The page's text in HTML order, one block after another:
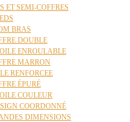
ET SEMI-COFFRES
BRAS
DOUBLE
ENROULABLE
MARRON
RENFORCEE
ÉPURÉ
COULEUR
COORDONNÉ
DIMENSIONS